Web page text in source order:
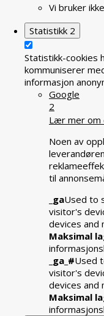
Vi bruker
Statistikk 2
Statistikk-cookies
kommuniserer
informasjon
Google
2
Lær mer om
Noen av
til
_gaUsed to
visitor's
devices and
Maksimal
_ga_#Used
visitor's
devices and
Maksimal